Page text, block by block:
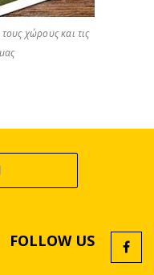
χώρους και τις
FOLLOW US